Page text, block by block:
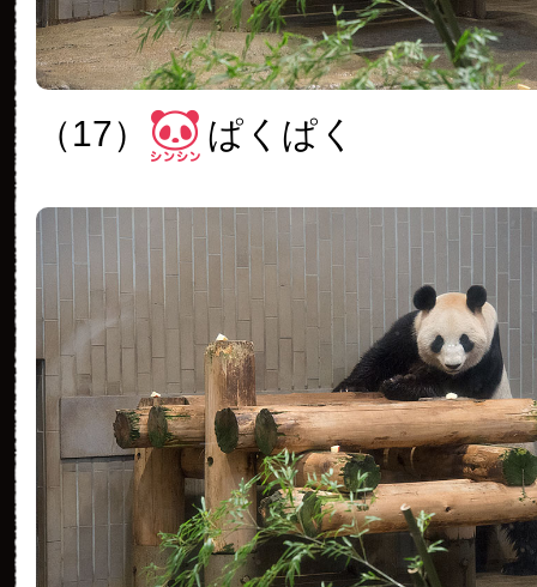
（17） ぱくぱく